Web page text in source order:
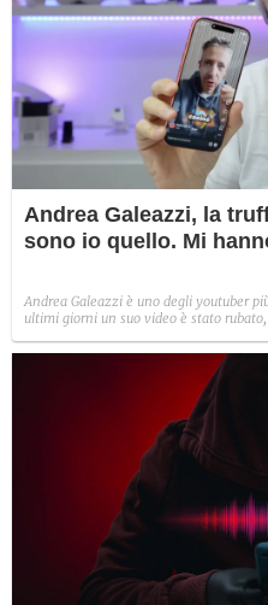
Andrea Galeazzi, la
sono io quello. Mi
Andrea Galeazzi è uno degli youtuber
ultimi giorni un suo video è stato